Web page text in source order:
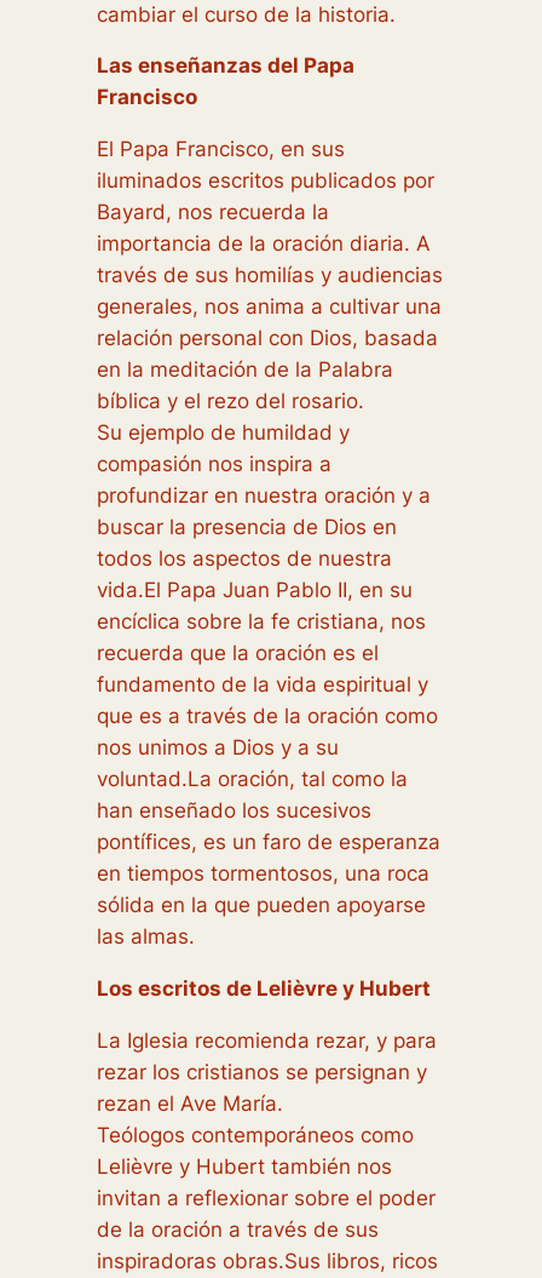
cambiar el curso de la historia.
Las enseñanzas del Papa
Francisco
El Papa Francisco, en sus
iluminados escritos publicados por
Bayard, nos recuerda la
importancia de la oración diaria. A
través de sus homilías y audiencias
generales, nos anima a cultivar una
relación personal con Dios, basada
en la meditación de la Palabra
bíblica y el rezo del rosario.
Su ejemplo de humildad y
compasión nos inspira a
profundizar en nuestra oración y a
buscar la presencia de Dios en
todos los aspectos de nuestra
vida.El Papa Juan Pablo II, en su
encíclica sobre la fe cristiana, nos
recuerda que la oración es el
fundamento de la vida espiritual y
que es a través de la oración como
nos unimos a Dios y a su
voluntad.La oración, tal como la
han enseñado los sucesivos
pontífices, es un faro de esperanza
en tiempos tormentosos, una roca
sólida en la que pueden apoyarse
las almas.
Los escritos de Lelièvre y Hubert
La Iglesia recomienda rezar, y para
rezar los cristianos se persignan y
rezan el Ave María.
Teólogos contemporáneos como
Lelièvre y Hubert también nos
invitan a reflexionar sobre el poder
de la oración a través de sus
inspiradoras obras.Sus libros, ricos